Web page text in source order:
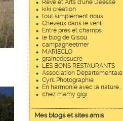
Rêve et Arts d'une Déesse
kiki création
tout simplement nous
Cheveux dans le vent
Entre prés et champs
le blog de Gisou
campagneetmer
MARIECLO
grainedesucre
LES BONS RESTAURANTS
Association Départementale
Cyril Photographie
En harmonie avec la nature..
chez mamy gigi
Mes blogs et sites amis